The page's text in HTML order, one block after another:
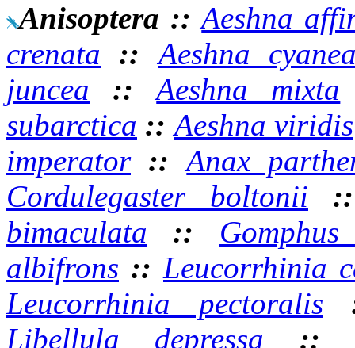
Anisoptera ::Aeshna
crenata ::Aeshna
juncea ::Aeshna mixta
subarctica ::Aeshna viridis
imperator::Anax
Cordulegaster boltonii
bimaculata ::
albifrons :: Leucorrhinia
Leucorrhinia pectoralis
Libellula depressa ::